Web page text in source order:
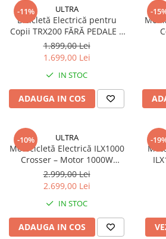
Pliere, pasadores & tije
Crickuri / suporturi parcare
Suspensii & amortizoare
Rulmenți
Transmisii & lanțuri
Claxoane / sonerii (timbres)
Frâne
Plăcuțe de frână
Etrieri
Manete de frână
Consumabile & Unelte
Conectori
Organizatoare cabluri
-11% ULTRA
Bicicletă Electrică pentru
Copii TRX200 FĂRĂ PEDALE –
Motor 200W, Roți 12”, Baterie
Detașabilă, 2 Moduri Viteză
1.899,00 Lei
1.699,00 Lei
IN STOC
ADAUGA IN COS
-
-10% ULTRA
Motocicletă Electrică ILX1000
Crosser – Motor 1000W
Brushless, 36V, Autonomie 15
km, Off-Road
2.999,00 Lei
2.699,00 Lei
IN STOC
ADAUGA IN COS
-